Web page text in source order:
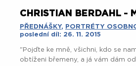
CHRISTIAN BERDAHL -
PŘEDNÁŠKY, PORTRÉTY
poslední díl: 26. 11. 2015
"Pojďte ke mně, všichni, kdo se
obtíženi břemeny, a já vám dám